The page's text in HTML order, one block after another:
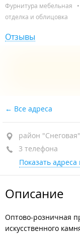
Фурнитура мебельная •
отделка и облицовка
Отзывы
Все адреса
район
3 телефона
Показать адреса
Описание
Оптово-розничная
искусственного